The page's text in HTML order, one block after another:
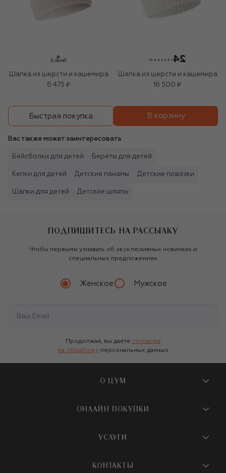
Шапка из шерсти и кашемира
6 475 ₽
Шапка из шерсти и кашемира
16 500 ₽
Быстрая покупка В корзину
Вас также может заинтересовать
Бейсболки для детей Береты для детей
Кепки для детей Детские панамы Детские повязки
Шапки для детей Детские шляпы
ПОДПИШИТЕСЬ НА РАССЫЛКУ
Чтобы первыми узнавать об эксклюзивных новинках и
специальных предложениях
Женское Мужское
Продолжая, вы даете согласие
на обработку персональных данных
О ЦУМ
О магазине
Бутики и ПВЗ ЦУМ
ОНЛАЙН ПОКУПКИ
Доставка
УСЛУГИ
КОНТАКТЫ